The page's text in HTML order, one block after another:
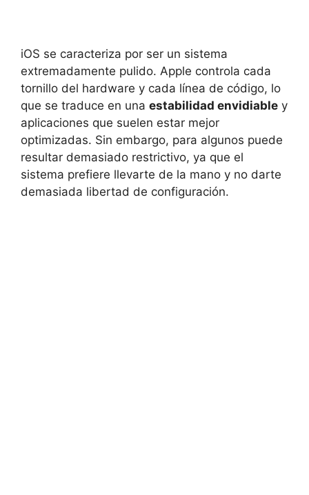
iOS se caracteriza por ser un sistema
extremadamente pulido. Apple controla cada
tornillo del hardware y cada línea de código, lo
que se traduce en una estabilidad envidiable y
aplicaciones que suelen estar mejor
optimizadas. Sin embargo, para algunos puede
resultar demasiado restrictivo, ya que el
sistema prefiere llevarte de la mano y no darte
demasiada libertad de configuración.